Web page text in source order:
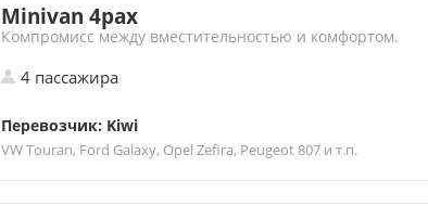
Minivan 4pax
Компромисс между вместительностью и комфортом.
4 пассажира
Перевозчик: Kiwi
VW Touran, Ford Galaxy, Opel Zefira, Peugeot 807 и т.п.